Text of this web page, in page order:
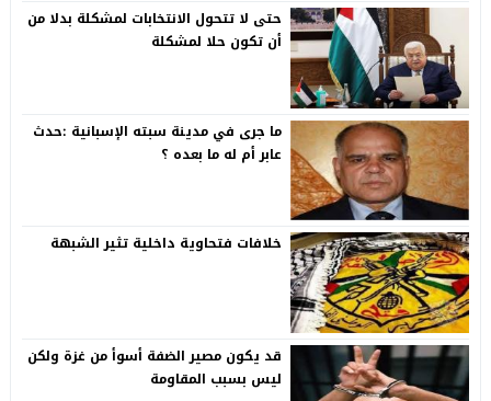
حتى لا تتحول الانتخابات لمشكلة بدلا من
أن تكون حلا لمشكلة
ما جرى في مدينة سبته الإسبانية :حدث
عابر أم له ما بعده ؟
خلافات فتحاوية داخلية تثير الشبهة
قد يكون مصير الضفة أسوأ من غزة ولكن
ليس بسبب المقاومة